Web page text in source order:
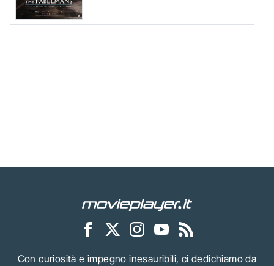
Con curiosità e impegno inesauribili, ci dedichiamo da